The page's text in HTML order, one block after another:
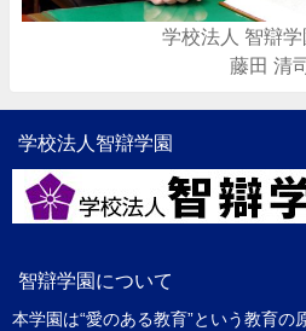
学校法人 智辯
藤田 清司
学校法人智辯学園
智辯学園について
本学園は“愛のある教育”という教育の